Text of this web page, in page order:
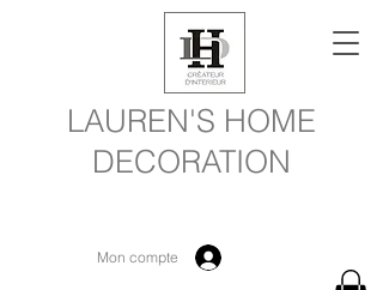
LAUREN'S HOME
DECORATION
Mon compte